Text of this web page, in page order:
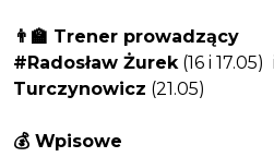
👨‍🏫 Trener prowadzący
#Radosław Żurek (16 i 17.05) i
Turczynowicz (21.05)
💰 Wpisowe